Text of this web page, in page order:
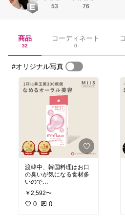
53
76
商品
32
コーディネート
0
#オリジナル写真
渡韓中、韓国料理はお口
の臭いが気になる食材多
いので
必須アイテム！
￥2,592〜
0 0